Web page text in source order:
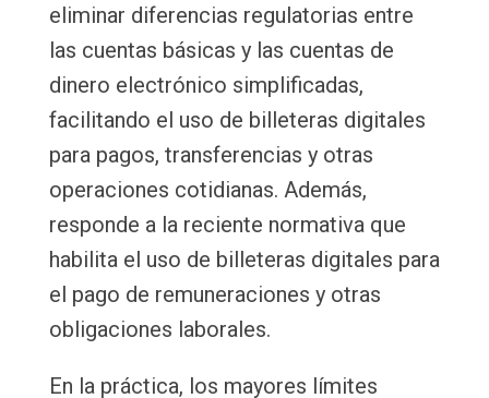
eliminar diferencias regulatorias entre
las cuentas básicas y las cuentas de
dinero electrónico simplificadas,
facilitando el uso de billeteras digitales
para pagos, transferencias y otras
operaciones cotidianas. Además,
responde a la reciente normativa que
habilita el uso de billeteras digitales para
el pago de remuneraciones y otras
obligaciones laborales.
En la práctica, los mayores límites